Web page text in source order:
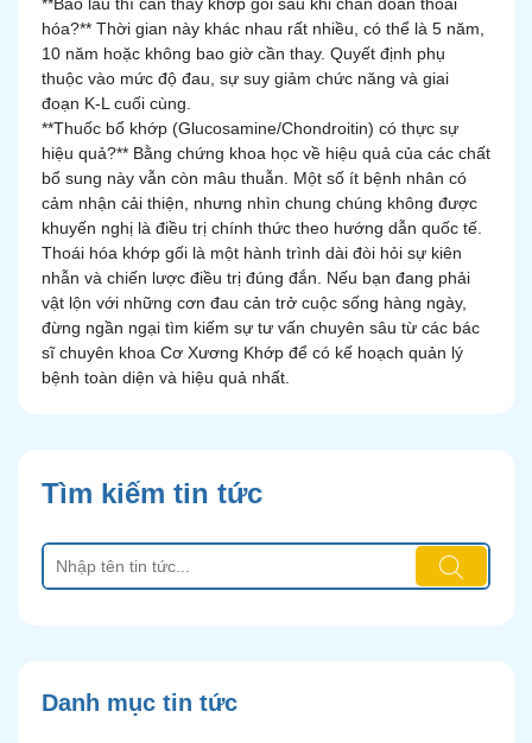
hóa?** Thời gian này khác nhau rất nhiều, có thể là 5 năm,
10 năm hoặc không bao giờ cần thay. Quyết định phụ
thuộc vào mức độ đau, sự suy giảm chức năng và giai
đoạn K-L cuối cùng.
**Thuốc bổ khớp (Glucosamine/Chondroitin) có thực sự
hiệu quả?** Bằng chứng khoa học về hiệu quả của các chất
bổ sung này vẫn còn mâu thuẫn. Một số ít bệnh nhân có
cảm nhận cải thiện, nhưng nhìn chung chúng không được
khuyến nghị là điều trị chính thức theo hướng dẫn quốc tế.
Thoái hóa khớp gối là một hành trình dài đòi hỏi sự kiên
nhẫn và chiến lược điều trị đúng đắn. Nếu bạn đang phải
vật lộn với những cơn đau cản trở cuộc sống hàng ngày,
đừng ngần ngại tìm kiếm sự tư vấn chuyên sâu từ các bác
sĩ chuyên khoa Cơ Xương Khớp để có kế hoạch quản lý
bệnh toàn diện và hiệu quả nhất.
Tìm kiếm tin tức
Danh mục tin tức